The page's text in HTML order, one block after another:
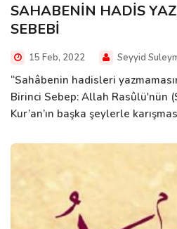
SAHABENİN HADİS
SEBEBİ
15 Feb, 2022 Seyyid
“Sahâbenin hadisleri
Birinci Sebep: Allah Rasûlü'nün
Kur’an’ın başka şeylerle